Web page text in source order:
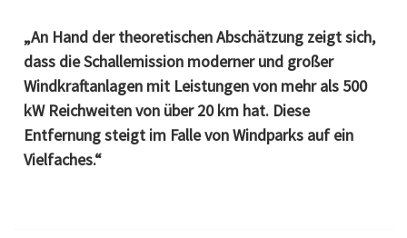
„An Hand der theoretischen Abschätzung zeigt sich,
dass die Schallemission moderner und großer
Windkraftanlagen mit Leistungen von mehr als 500
kW Reichweiten von über 20 km hat. Diese
Entfernung steigt im Falle von Windparks auf ein
Vielfaches.“